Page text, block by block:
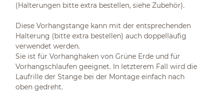
(Halterungen bitte extra bestellen, siehe Zubehör).
Diese Vorhangstange kann mit der entsprechenden
Halterung (bitte extra bestellen) auch doppelläufig
verwendet werden.
Sie ist für Vorhanghaken von Grüne Erde und für
Vorhangschlaufen geeignet. In letzterem Fall wird die
Laufrille der Stange bei der Montage einfach nach
oben gedreht.